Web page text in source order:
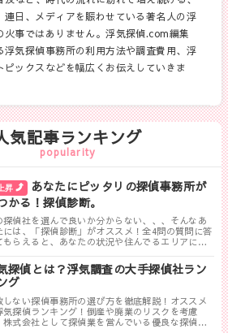
連日、メディアを賑わせている著名人の浮
火事ではありません。浮気探偵.com編集
浮気探偵事務所の利用方法や調査費用、浮
ックスなどを幅広くお伝えしていきま
気記事ランキング
popularity
昇
あなたにピッタリの探偵事務所が
かる！探偵診断。
探偵社を選んで良いか分からない、、、そんなあ
には、「探偵診断」がオススメ！全4問の質問に答
もらえると、あなたの状況や住んでるエリアに対
ることができます。
探偵とは？浮気調査の大手探偵社ラン
グ
しない探偵事務所の選び方を徹底解説！オススメ
気探偵ランキング！倒産や廃業のリスクを考慮
株式会社として探偵業を営んでいる優良な探偵事